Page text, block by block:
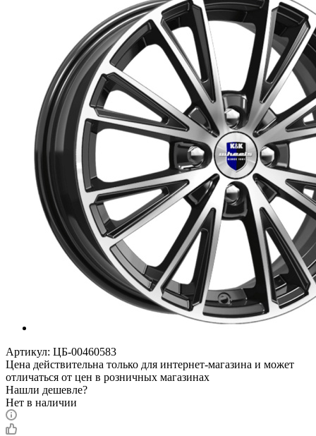
Артикул: ЦБ-00460583
Цена действительна только для интернет-магазина и может
отличаться от цен в розничных магазинах
Нашли дешевле?
Нет в наличии